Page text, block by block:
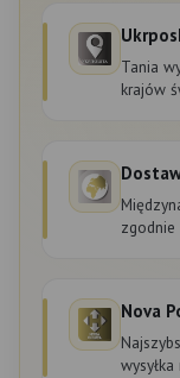
Tania
krajów
Nova